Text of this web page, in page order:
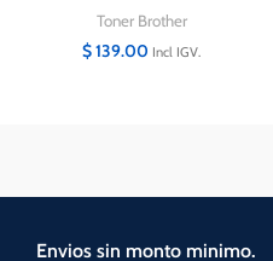
DR620 HL-5340
Toner Brother
$139.00 Incl IGV.
Envios sin monto minimo.